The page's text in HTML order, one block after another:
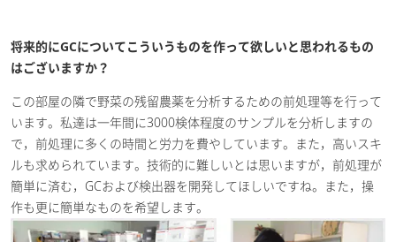
将来的にGCについてこういうものを作って欲しいと思われるもの
はございますか？
この部屋の隣で野菜の残留農薬を分析するための前処理等を行って
います。私達は一年間に3000検体程度のサンプルを分析しますの
で，前処理に多くの時間と労力を費やしています。また，高いスキ
ルも求められています。技術的に難しいとは思いますが，前処理が
簡単に済む，GCおよび検出器を開発してほしいですね。また，操
作も更に簡単なものを希望します。